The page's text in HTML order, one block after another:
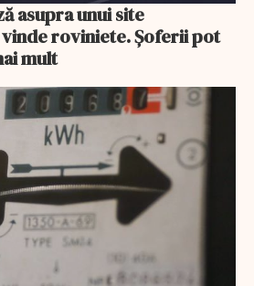
asupra unui site
roviniete. Șoferii pot
mult